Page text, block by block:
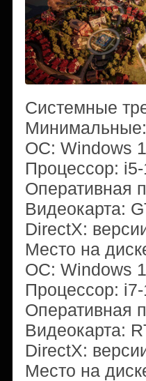
Системные
Минимальные:
ОС: Windows
Процессор:
Оперативная
Видеокарта:
DirectX:
Место на
ОС: Windows
Процессор:
Оперативная
Видеокарта:
DirectX:
Место на